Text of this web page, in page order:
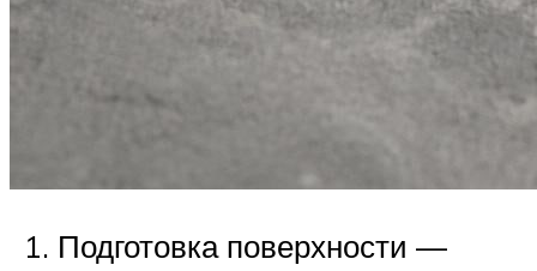
Подготовка поверхности —